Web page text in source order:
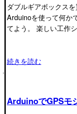
ダブルギアボックス
Arduinoを使って何か
てよう。 楽しい工作
続きを読む
ArduinoでGPSモ